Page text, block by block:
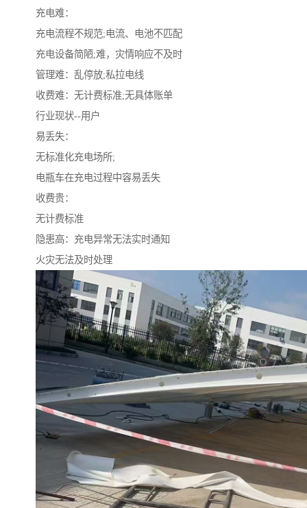
充电难：
充电流程不规范;电流、电池不匹配
充电设备简陋;难，灾情响应不及时
管理难：乱停放;私拉电线
收费难：无计费标准;无具体账单
行业现状--用户
易丢失：
无标准化充电场所;
电瓶车在充电过程中容易丢失
收费贵：
无计费标准
隐患高：充电异常无法实时通知
火灾无法及时处理